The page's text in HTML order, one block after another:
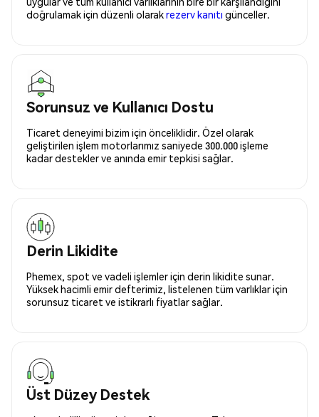
doğrulamak için düzenli olarakrezerv kanıtı günceller.
Sorunsuz ve Kullanıcı Dostu
Ticaret deneyimi bizim için önceliklidir. Özel olarak
geliştirilen işlem motorlarımız saniyede 300.000 işleme
kadar destekler ve anında emir tepkisi sağlar.
Derin Likidite
Phemex, spot ve vadeli işlemler için derin likidite sunar.
Yüksek hacimli emir defterimiz, listelenen tüm varlıklar için
sorunsuz ticaret ve istikrarlı fiyatlar sağlar.
Üst Düzey Destek